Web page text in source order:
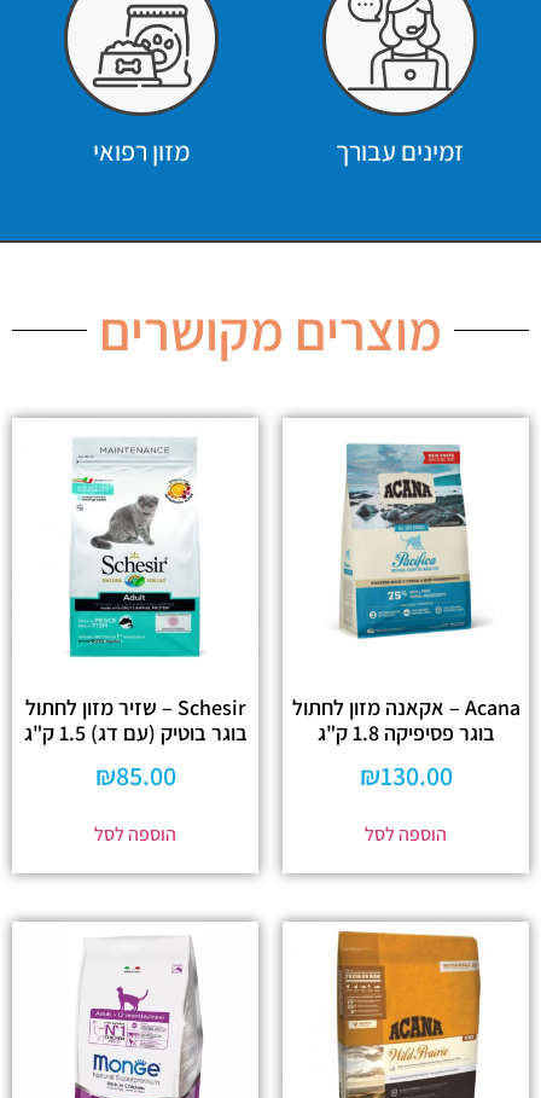
זמינים עבורך מזון רפואי
מוצרים מקושרים
Acana – אקאנה מזון לחתול
בוגר פסיפיקה 1.8 ק"ג
₪130.00
הוספה לסל
Schesir – שזיר מזון לחתול
בוגר בוטיק (עם דג) 1.5 ק"ג
₪85.00
הוספה לסל